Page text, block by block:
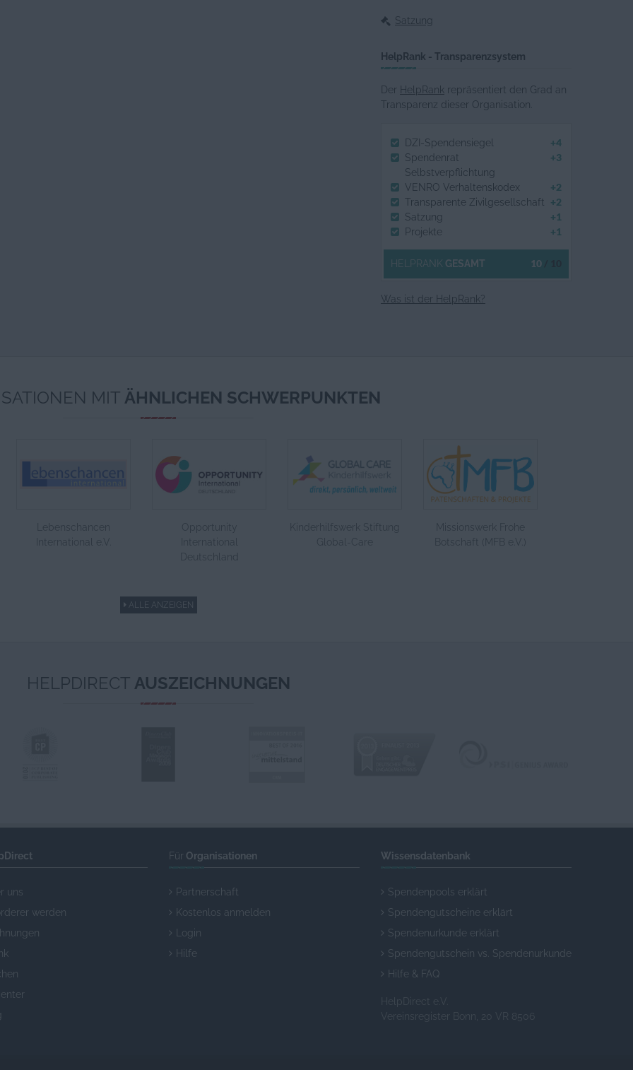
Satzung
HelpRank - Transparenzsystem
Der HelpRank repräsentiert den Grad an
Transparenz dieser Organisation.
DZI-Spendensiegel +4
Spendenrat
Selbstverpflichtung
+3
VENRO Verhaltenskodex +2
Transparente Zivilgesellschaft +2
Satzung +1
Projekte +1
HELPRANK GESAMT 10
Was ist der HelpRank?
MIT ÄHNLICHEN SCHWERPUNKTEN
Lebenschancen
Opportunity
Kinderhilfswerk Stiftung
Global-Care
Botschaft (MFB e.V.)
ALLE ANZEIGEN
HELPDIRECT AUSZEICHNUNGEN
uns
werden
Für Organisationen
Partnerschaft
Kostenlos anmelden
Login
Hilfe
Wissensdatenbank
Spendenpools erklärt
Spendengutscheine erklärt
Spendenurkunde erklärt
Spendengutschein vs. Spendenurkunde
Hilfe & FAQ
HelpDirect e.V.
Vereinsregister Bonn, 20 VR 8506